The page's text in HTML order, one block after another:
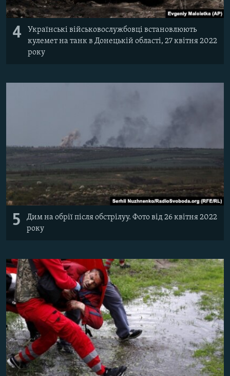
4
Українські військовослужбовці встановлюють
кулемет на танк в Донецькій області, 27 квітня 2022
року
5
Дим на обрії після обстрілуу. Фото від 26 квітня 2022
року